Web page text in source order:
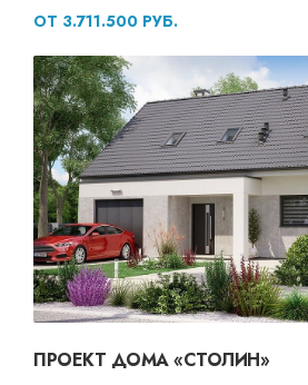
ОТ 3.711.500 РУБ.
ПРОЕКТ ДОМА «СТОЛИН»